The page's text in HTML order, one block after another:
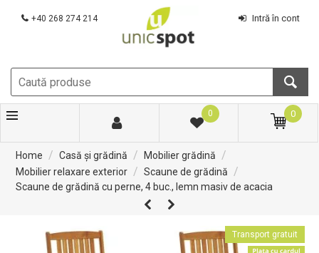
+40 268 274 214 Intră în cont
0 0
Home / Casă și grădină / Mobilier grădină /
Mobilier relaxare exterior / Scaune de grădină /
Scaune de grădină cu perne, 4 buc., lemn masiv de acacia
Transport gratuit